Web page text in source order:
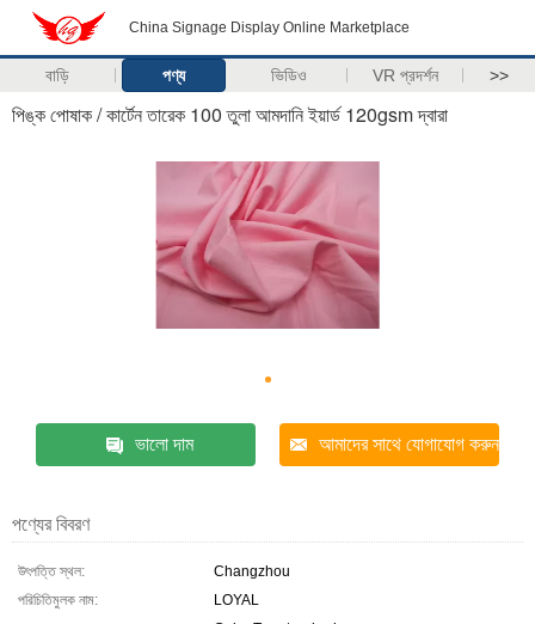
China Signage Display Online Marketplace
বাড়ি পণ্য ভিডিও VR প্রদর্শন >>
পিঙ্ক পোষাক / কার্টেন তারেক 100 তুলা আমদানি ইয়ার্ড 120gsm দ্বারা
ভালো দাম আমাদের সাথে যোগাযোগ করুন
পণ্যের বিবরণ
উৎপত্তি স্থল:
Changzhou
পরিচিতিমুলক নাম:
LOYAL